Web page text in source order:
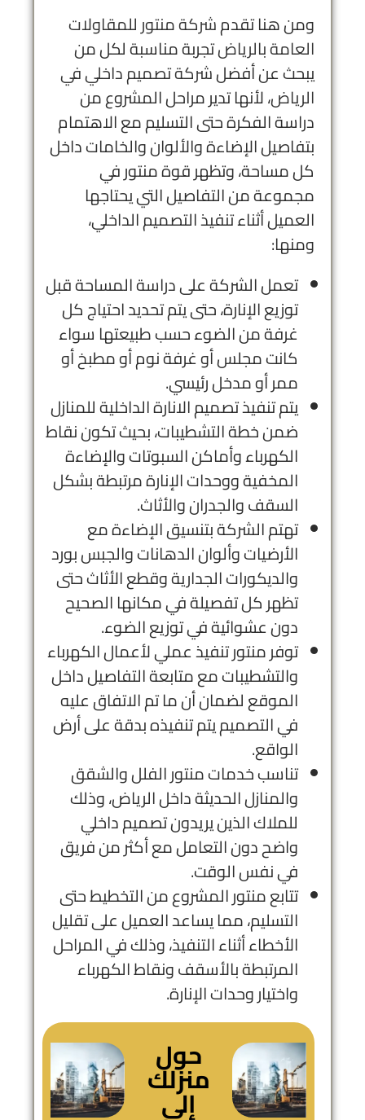
ومن هنا تقدمشركة منتور للمقاولات
العامة بالرياضتجربة مناسبة لكل من
يبحث عن أفضلشركة تصميم داخلي في
الرياض، لأنها تدير مراحل المشروع من
دراسة الفكرة حتى التسليم مع الاهتمام
بتفاصيل الإضاءة والألوان والخامات داخل
كل مساحة، وتظهر قوة منتور في
مجموعة من التفاصيل التي يحتاجها
العميل أثناء تنفيذ التصميم الداخلي،
ومنها:
تعمل الشركة على دراسة المساحة قبل
توزيع الإنارة، حتى يتم تحديد احتياج كل
غرفة من الضوء حسب طبيعتها سواء
كانت مجلس أو غرفة نوم أو مطبخ أو
ممر أو مدخل رئيسي.
يتم تنفيذ تصميم الانارة الداخلية للمنازل
ضمن خطة التشطيبات، بحيث تكون نقاط
الكهرباء وأماكن السبوتات والإضاءة
المخفية ووحدات الإنارة مرتبطة بشكل
السقف والجدران والأثاث.
تهتم الشركة بتنسيق الإضاءة مع
الأرضيات وألوان الدهانات والجبس بورد
والديكورات الجدارية وقطع الأثاث حتى
تظهر كل تفصيلة في مكانها الصحيح
دون عشوائية في توزيع الضوء.
توفر منتور تنفيذ عملي لأعمال الكهرباء
والتشطيبات مع متابعة التفاصيل داخل
الموقع لضمان أن ما تم الاتفاق عليه
في التصميم يتم تنفيذه بدقة على أرض
الواقع.
تناسب خدمات منتور الفلل والشقق
والمنازل الحديثة داخل الرياض، وذلك
للملاك الذين يريدون تصميم داخلي
واضح دون التعامل مع أكثر من فريق
في نفس الوقت.
تتابع منتور المشروع من التخطيط حتى
التسليم، مما يساعد العميل على تقليل
الأخطاء أثناء التنفيذ، وذلك في المراحل
المرتبطة بالأسقف ونقاط الكهرباء
واختيار وحدات الإنارة.
حول
منزلك
إلى